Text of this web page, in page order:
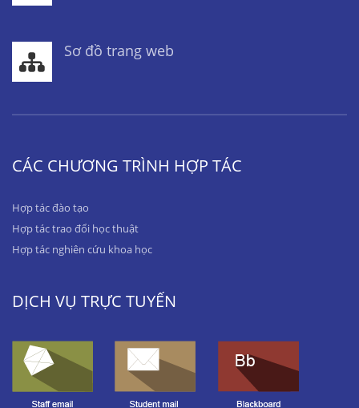
Sơ đồ trang web
CÁC CHƯƠNG TRÌNH HỢP TÁC
Hợp tác đào tạo
Hợp tác trao đổi học thuật
Hợp tác nghiên cứu khoa học
DỊCH VỤ TRỰC TUYẾN